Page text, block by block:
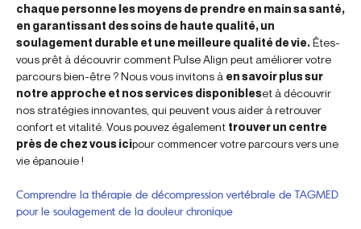
chaque personne les moyens de prendre en main sa santé,
en garantissant des soins de haute qualité, un
soulagement durable et une meilleure qualité de vie.Êtes-
vous prêt à découvrir comment Pulse Align peut améliorer votre
parcours bien-être ? Nous vous invitons à en savoir plus sur
notre approche et nos services disponibleset à découvrir
nos stratégies innovantes, qui peuvent vous aider à retrouver
confort et vitalité. Vous pouvez également trouver un centre
près de chez vous icipour commencer votre parcours vers une
vie épanouie !
Comprendre la thérapie de décompression vertébrale de TAGMED
pour le soulagement de la douleur chronique